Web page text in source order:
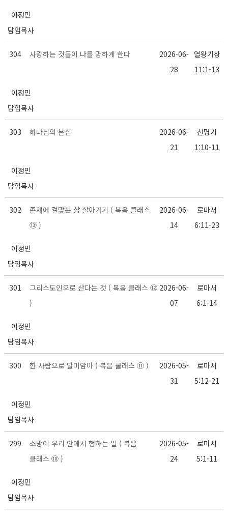
이정민
담임목사
304 사랑하는 것들이 나를 망하게 한다
2026-06-
28
열왕기상
11:1-13
이정민
담임목사
303 하나님의 본심
2026-06-
21
신명기
1:10-11
이정민
담임목사
302
존재에 걸맞는 삶 살아가기 ( 복음 클래스
⑬ )
2026-06-
14
로마서
6:11-23
이정민
담임목사
301
그리스도인으로 산다는 것 ( 복음 클래스 ⑫
)
2026-06-
07
로마서
6:1-14
이정민
담임목사
300 한 사람으로 말미암아 ( 복음 클래스 ⑪ )
2026-05-
31
로마서
5:12-21
이정민
담임목사
299
소망이 우리 안에서 행하는 일 ( 복음
클래스 ⑩ )
2026-05-
24
로마서
5:1-11
이정민
담임목사